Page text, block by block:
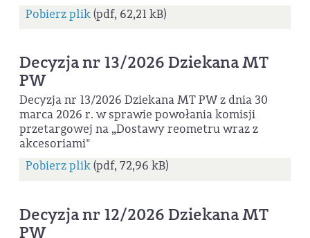
Pobierz plik(pdf, 62,21 kB)
Decyzja nr 13/2026 Dziekana MT
PW
Decyzja nr 13/2026 Dziekana MT PW z dnia 30
marca 2026 r. w sprawie powołania komisji
przetargowej na „Dostawy reometru wraz z
akcesoriami"
Pobierz plik(pdf, 72,96 kB)
Decyzja nr 12/2026 Dziekana MT
PW